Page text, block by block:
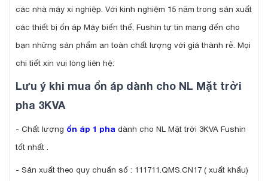
các nhà máy xí nghiệp. Với kinh nghiệm 15 năm trong sản xuất
các thiết bị ổn áp Máy biến thế, Fushin tự tin mang đến cho
bạn những sản phẩm an toàn chất lượng với giá thành rẻ. Mọi
chi tiết xin vui lòng liên hệ:
Lưu ý khi mua ổn áp dành cho NL Mặt trời
pha 3KVA
- Chất lượng ổn áp 1 pha dành cho NL Mặt trời 3KVA Fushin
tốt nhất .
- Sản xuất theo quy chuẩn số : 111711.QMS.CN17 ( xuất khẩu)